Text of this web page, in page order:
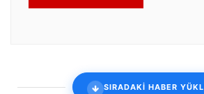
SIRADAKİ HABER